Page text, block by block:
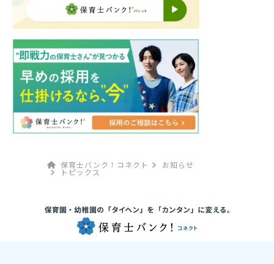
保育士バンク！コネクト お知らせ
トピックス